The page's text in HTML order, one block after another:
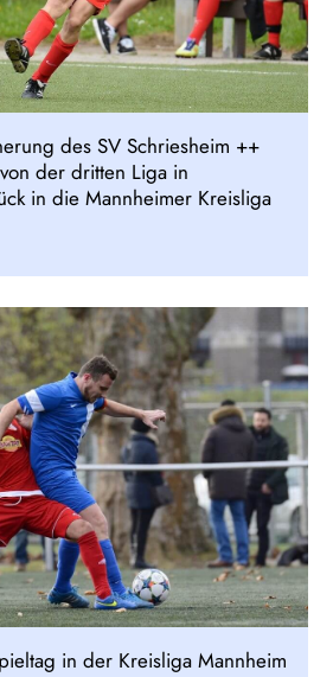
des SV Schriesheim ++
der dritten Liga in
in die Mannheimer Kreisliga
in der Kreisliga Mannheim